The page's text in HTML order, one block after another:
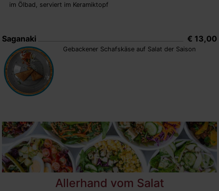
im Ölbad, serviert im Keramiktopf
Saganaki € 13,00
Gebackener Schafskäse auf Salat der Saison
Allerhand vom Salat